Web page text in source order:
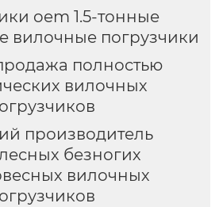
oem 1.5-тонные
вилочные погрузчики
полностью
вилочных
производитель
безногих
вилочных